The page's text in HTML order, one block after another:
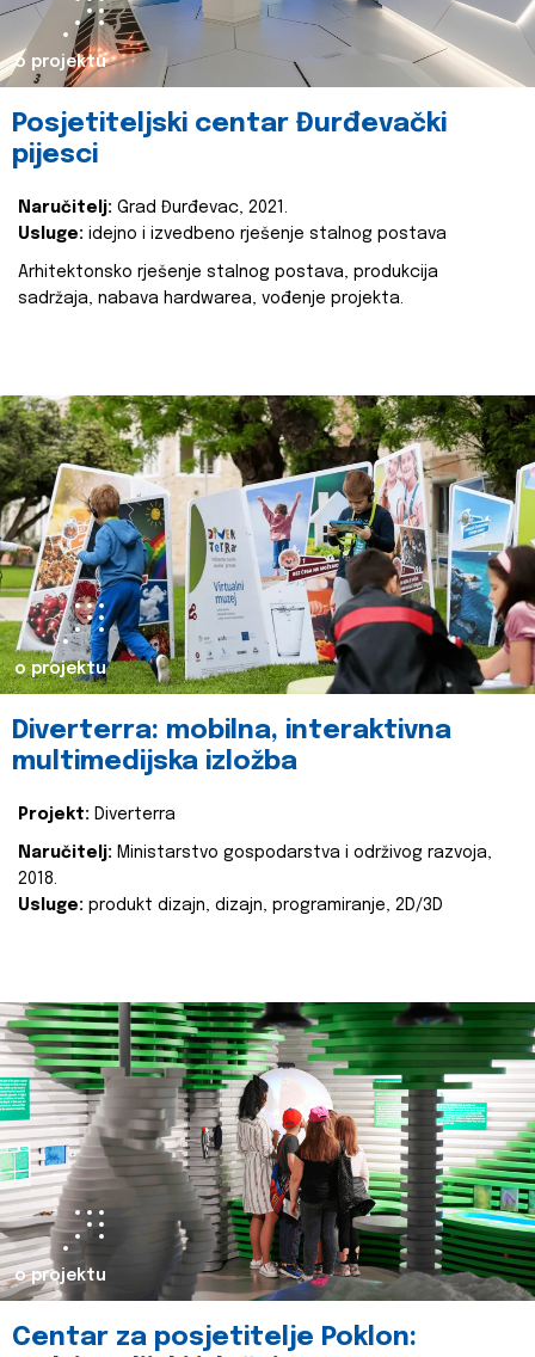
o projektu
Posjetiteljski centar Đurđevački
pijesci
Naručitelj: Grad Đurđevac, 2021.
Usluge: idejno i izvedbeno rješenje stalnog postava
Arhitektonsko rješenje stalnog postava, produkcija
sadržaja, nabava hardwarea, vođenje projekta.
o projektu
Diverterra: mobilna, interaktivna
multimedijska izložba
Projekt: Diverterra
Naručitelj: Ministarstvo gospodarstva i održivog razvoja,
2018.
Usluge: produkt dizajn, dizajn, programiranje, 2D/3D
o projektu
Centar za posjetitelje Poklon: